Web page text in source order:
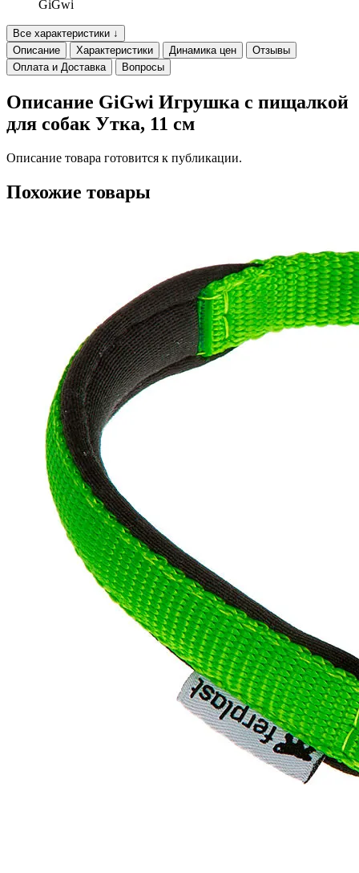
GiGwi
Все характеристики ↓
Описание
Характеристики Динамика цен
Отзывы
Оплата и Доставка
Вопросы
Описание GiGwi Игрушка с пищалкой
для собак Утка, 11 см
Описание товара готовится к публикации.
Похожие товары